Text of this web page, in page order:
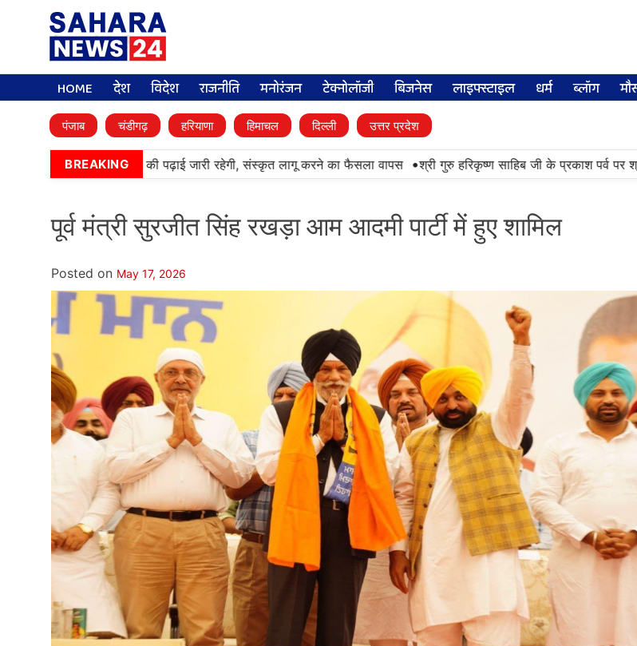
HOME देश विदेश राजनीति मनोरंजन टेक्नोलॉजी बिजनेस लाइफ्स्टाइल धर्म ब्लॉग
पंजाब चंडीगढ़ हरियाणा हिमाचल दिल्ली उत्तर प्रदेश
BREAKING
पब्लिक स्कूलों में पंजाबी की पढ़ाई जारी रहेगी, संस्कृत लागू करने का फैसला वापस •श्री गुरु हरिकृष्ण साहिब जी के प्रकाश पर्व पर श्री
पूर्व मंत्री सुरजीत सिंह रखड़ा आम आदमी पार्टी में हुए शामिल
Posted on May 17, 2026